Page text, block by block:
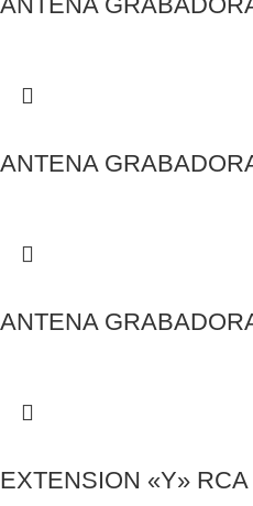
ANTENA
ANTENA
EXTENSION «Y»